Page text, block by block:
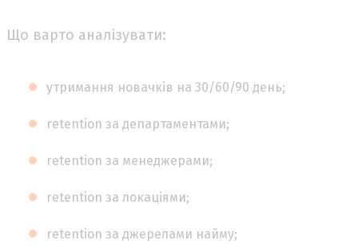
Що варто аналізувати:
утримання новачків на 30/60/90 день;
retention за департаментами;
retention за менеджерами;
retention за локаціями;
retention за джерелами найму;